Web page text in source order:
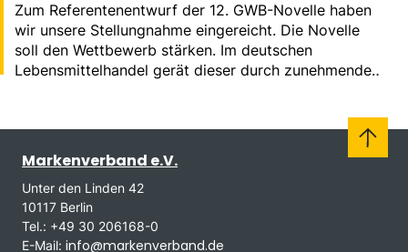
Zum Referentenentwurf der 12. GWB-Novelle haben
wir unsere Stellungnahme eingereicht. Die Novelle
soll den Wettbewerb stärken. Im deutschen
Lebensmittelhandel gerät dieser durch zunehmende
Markenverband e.V.
Unter den Linden 42
10117 Berlin
Tel.: +49 30 206168-0
E-Mail: info@markenverband.de